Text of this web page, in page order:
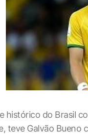
histórico do Brasil
teve Galvão Bueno